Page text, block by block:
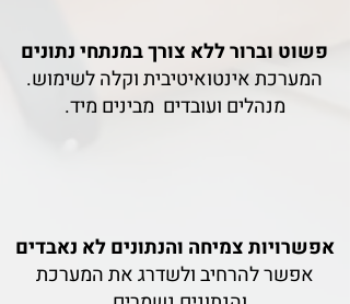
פשוט וברור ללא צורך במנתחי נתונים
המערכת אינטואיטיבית וקלה לשימוש.
מנהלים ועובדים מבינים מיד.
אפשרויות צמיחה והנתונים לא נאבדים
אפשר להרחיב ולשדרג את המערכת